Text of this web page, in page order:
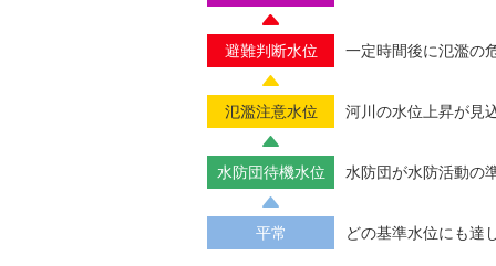
避難判断水位 一定時間後に氾濫の
氾濫注意水位 河川の水位上昇が見
水防団待機水位 水防団が水防活動の
平常 どの基準水位にも達